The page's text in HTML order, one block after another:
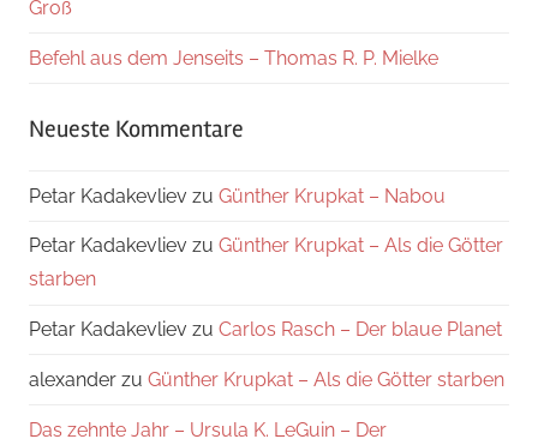
Groß
Befehl aus dem Jenseits – Thomas R. P. Mielke
Neueste Kommentare
Petar Kadakevliev zu Günther Krupkat – Nabou
Petar Kadakevliev zu Günther Krupkat – Als die Götter
starben
Petar Kadakevliev zu Carlos Rasch – Der blaue Planet
alexander zu Günther Krupkat – Als die Götter starben
Das zehnte Jahr – Ursula K. LeGuin – Der